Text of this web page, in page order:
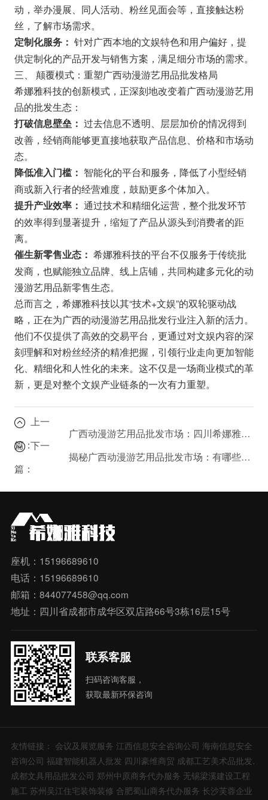
动，举办漫展、同人活动、粉丝见面会等，直接触达粉
丝，了解市场需求。
定制化服务： 针对广西本地的文娱特色和用户偏好，提
供定制化的产品开发与销售方案，满足细分市场的需求。
三、 颠覆模式：重塑广西动漫游艺用品批发格局
希娜雅科技的创新模式，正深刻地改变着广西动漫游艺用
品的批发生态：
打破信息壁垒： 过去信息不透明、层层加价的情况得到
改善，经销商能够更直接地获取产品信息、价格和市场动
态。
降低准入门槛： 智能化的平台和服务，降低了小型经销
商或新入行者的经营难度，鼓励更多个体加入。
提升产业效率： 通过技术和精细化运营，整个批发环节
的效率得到显著提升，缩短了产品从源头到消费者的距
离。
催生新零售业态： 希娜雅科技的平台不仅服务于传统批
发商，也赋能独立品牌、线上店铺，共同构建多元化的动
漫游艺用品新零售生态。
总而言之，希娜雅科技以其“技术+文娱”的双轮驱动战
略，正在为广西的动漫游艺用品批发行业注入新的活力。
他们不仅提供了高效的交易平台，更通过对文娱内容的深
刻理解和对粉丝经济的精准把握，引领行业走向更加智能
化、精细化和人性化的未来。这不仅是一场商业模式的革
新，更是对整个文娱产业链条的一次有力重塑。
上一
篇：
广西动漫游艺用品批发市场：四川希娜雅科技的优势在哪里？
下一
篇：
揭秘广西动漫游艺用品批发市场：有哪些隐藏的商机？
座机：15196689610
电话：15196689610
邮箱：844077458@qq.com
地址：四川省成都市成华区双店路66号3栋16层15号
联系客服
扫码咨询客服，
获取最新环保咨询
友情链接： 会议及展览服务 江西信息安全咨询公司 海南信息安全
咨询公司 福建智能机器人批发 四川豪维商贸 成都工艺美术品批发.
成都文具用品批发公司 郑州中原商务代办服务 无锡梁溪建设工程
施工 苏州吴江住宅装饰装修 合肥蜀山商务代办服务 长沙芙蓉企业